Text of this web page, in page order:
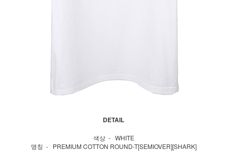
DETAIL
색상 - WHITE
명칭 - PREMIUM COTTON ROUND-T[SEMIOVER][SHARK]